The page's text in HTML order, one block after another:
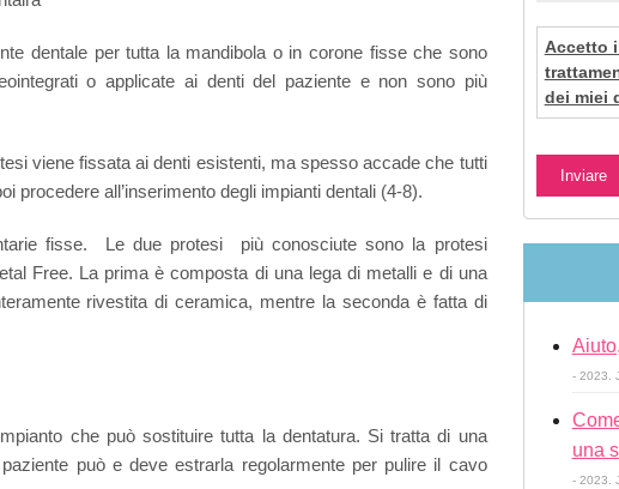
dentale per tutta la mandibola o in corone fisse che sono
o applicate ai denti del paziente e non sono più
viene fissata ai denti esistenti, ma spesso accade che tutti
procedere all’inserimento degli impianti dentali (4-8).
fisse. Le due protesi più conosciute sono la protesi
Free. La prima è composta di una lega di metalli e di una
rivestita di ceramica, mentre la seconda è fatta di
che può sostituire tutta la dentatura. Si tratta di una
può e deve estrarla regolarmente per pulire il cavo
Accetto
dei miei
- 2023.
una
- 2023.